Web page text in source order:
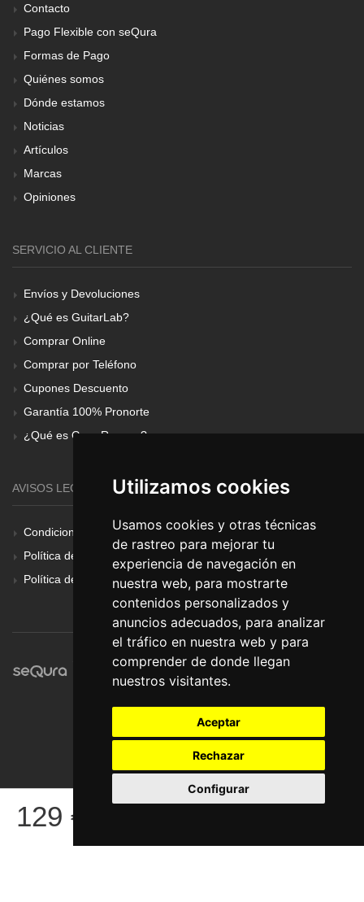
Utilizamos cookies
Usamos cookies y otras técnicas
de rastreo para mejorar tu
experiencia de navegación en
nuestra web, para mostrarte
contenidos personalizados y
anuncios adecuados, para analizar
el tráfico en nuestra web y para
comprender de donde llegan
nuestros visitantes.
Aceptar
Rechazar
Configurar
129 €
Contacto
Pago Flexible con seQura
Formas de Pago
Quiénes somos
Dónde estamos
Noticias
Artículos
Marcas
Opiniones
SERVICIO AL CLIENTE
Envíos y Devoluciones
¿Qué es GuitarLab?
Comprar Online
Comprar por Teléfono
Cupones Descuento
Garantía 100% Pronorte
¿Qué es Gear Renove?
AVISOS LEGALES
Condiciones Generales
Política de Cookies
Política de Privacidad
© Pronorte Sonido SL. Todos los derechos reservados.